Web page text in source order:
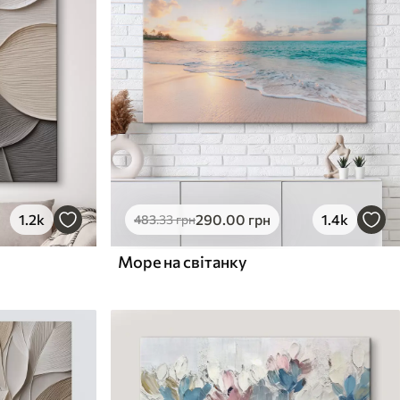
1.2k 483.33грн290.00 грн 1.4k
Море на світанку